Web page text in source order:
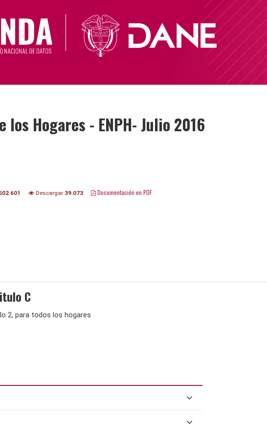
Hogares - ENPH- Julio 2016
Descargar 39.073 Documentación en PDF
C
2, para todos los hogares